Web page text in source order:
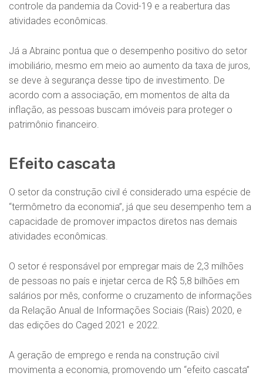
controle da pandemia da Covid-19 e a reabertura das
atividades econômicas.
Já a Abrainc pontua que o desempenho positivo do setor
imobiliário, mesmo em meio ao aumento da taxa de juros,
se deve à segurança desse tipo de investimento. De
acordo com a associação, em momentos de alta da
inflação, as pessoas buscam imóveis para proteger o
patrimônio financeiro.
Efeito cascata
O setor da construção civil é considerado uma espécie de
“termômetro da economia”, já que seu desempenho tem a
capacidade de promover impactos diretos nas demais
atividades econômicas.
O setor é responsável por empregar mais de 2,3 milhões
de pessoas no país e injetar cerca de R$ 5,8 bilhões em
salários por mês, conforme o cruzamento de informações
da Relação Anual de Informações Sociais (Rais) 2020, e
das edições do Caged 2021 e 2022.
A geração de emprego e renda na construção civil
movimenta a economia, promovendo um “efeito cascata”